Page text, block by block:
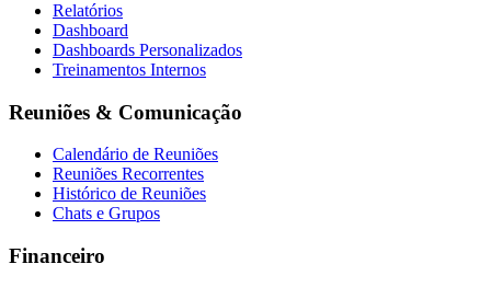
Relatórios
Dashboard
Dashboards Personalizados
Treinamentos Internos
Reuniões & Comunicação
Calendário de Reuniões
Reuniões Recorrentes
Histórico de Reuniões
Chats e Grupos
Financeiro